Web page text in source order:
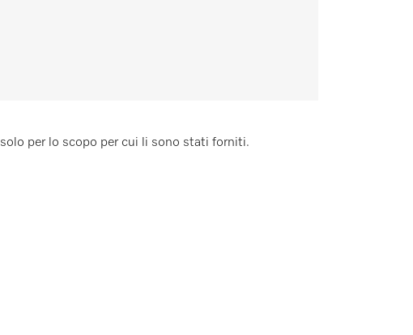
per lo scopo per cui li sono stati forniti.